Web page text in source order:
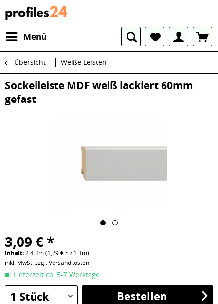
Menü
Übersicht Weiße Leisten
Sockelleiste MDF weiß lackiert 60mm
gefast
3,09 € *
Inhalt:2.4 lfm (1,29 € * / 1 lfm)
inkl. MwSt.zzgl. Versandkosten
Lieferzeit ca. 5-7 Werktage
1 Stück Bestellen